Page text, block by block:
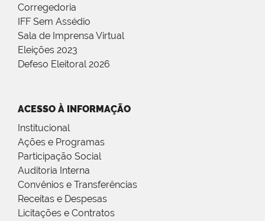
Corregedoria
IFF Sem Assédio
Sala de Imprensa Virtual
Eleições 2023
Defeso Eleitoral 2026
ACESSO À INFORMAÇÃO
Institucional
Ações e Programas
Participação Social
Auditoria Interna
Convênios e Transferências
Receitas e Despesas
Licitações e Contratos